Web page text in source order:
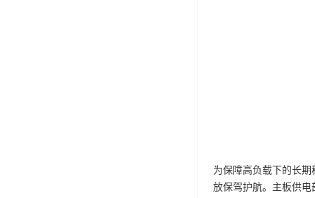
为保障高负载下的长
放保驾护航。主板供